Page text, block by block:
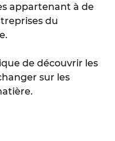
appartenant à de
du
de découvrir les
sur les